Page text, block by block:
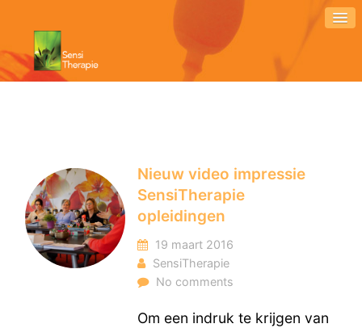
Nieuw video impressie
SensiTherapie
opleidingen
19 maart 2016
SensiTherapie
No comments
Om een indruk te krijgen van